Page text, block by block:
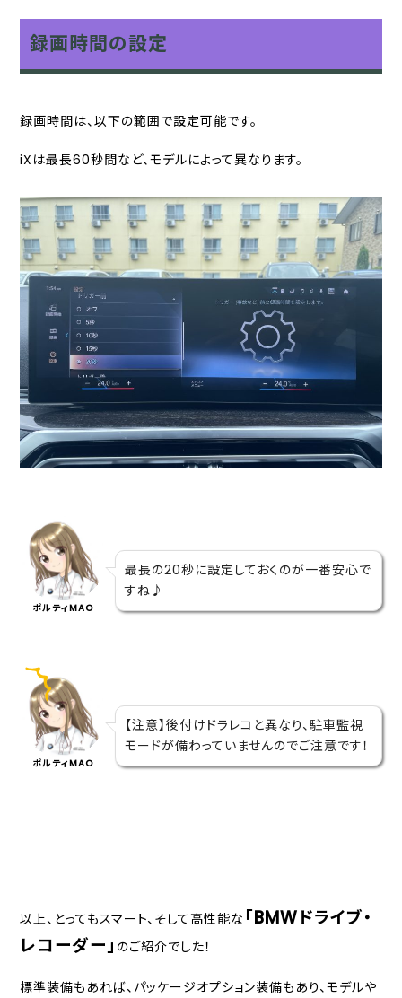
録画時間の設定
録画時間は、以下の範囲で設定可能です。
iXは最長60秒間など、モデルによって異なります。
ポルティMAO
最長の20秒に設定しておくのが一番安心で
すね♪
ポルティMAO
【注意】後付けドラレコと異なり、駐車監視
モードが備わっていませんのでご注意です！
以上、とってもスマート、そして高性能な 「BMWドライブ・
レコーダー」 のご紹介でした！
標準装備もあれば、パッケージオプション装備もあり、モデルや